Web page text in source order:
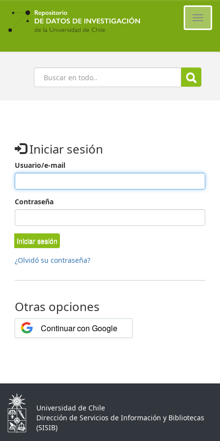
Ir
contenido
principal
Buscar
Iniciar sesión
Usuario/e-mail
Contraseña
Iniciar sesión
¿Olvidó su contraseña?
Otras opciones
Continuar con Google
Universidad de Chile
Dirección de Servicios de Información y Bibliotecas
(SISIB)